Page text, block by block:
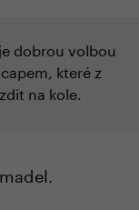
je dobrou volbou
které z
na kole.